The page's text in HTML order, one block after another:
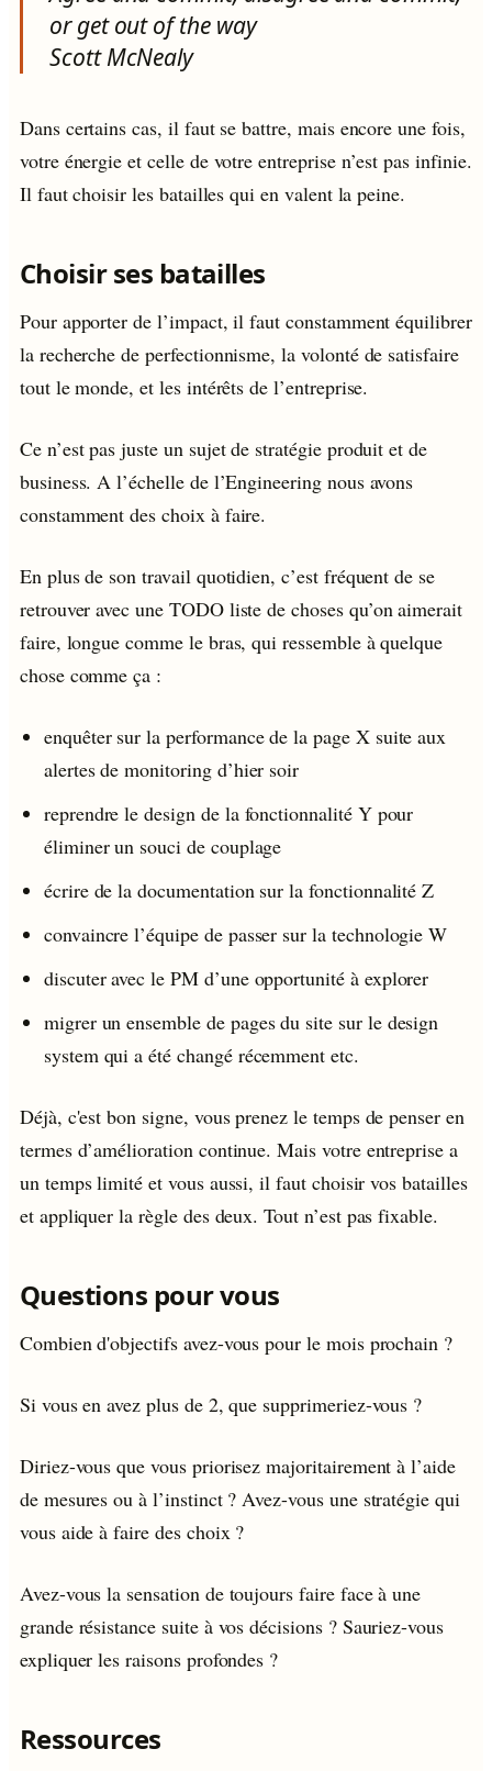
or get out of the way
Scott McNealy
Dans certains cas, il faut se battre, mais encore une fois,
votre énergie et celle de votre entreprise n’est pas infinie.
Il faut choisir les batailles qui en valent la peine.
Choisir ses batailles
Pour apporter de l’impact, il faut constamment équilibrer
la recherche de perfectionnisme, la volonté de satisfaire
tout le monde, et les intérêts de l’entreprise.
Ce n’est pas juste un sujet de stratégie produit et de
business. A l’échelle de l’Engineering nous avons
constamment des choix à faire.
En plus de son travail quotidien, c’est fréquent de se
retrouver avec une TODO liste de choses qu’on aimerait
faire, longue comme le bras, qui ressemble à quelque
chose comme ça :
enquêter sur la performance de la page X suite aux
alertes de monitoring d’hier soir
reprendre le design de la fonctionnalité Y pour
éliminer un souci de couplage
écrire de la documentation sur la fonctionnalité Z
convaincre l’équipe de passer sur la technologie W
discuter avec le PM d’une opportunité à explorer
migrer un ensemble de pages du site sur le design
system qui a été changé récemment etc.
Déjà, c'est bon signe, vous prenez le temps de penser en
termes d’amélioration continue. Mais votre entreprise a
un temps limité et vous aussi, il faut choisir vos batailles
et appliquer la règle des deux. Tout n’est pas fixable.
Questions pour vous
Combien d'objectifs avez-vous pour le mois prochain ?
Si vous en avez plus de 2, que supprimeriez-vous ?
Diriez-vous que vous priorisez majoritairement à l’aide
de mesures ou à l’instinct ? Avez-vous une stratégie qui
vous aide à faire des choix ?
Avez-vous la sensation de toujours faire face à une
grande résistance suite à vos décisions ? Sauriez-vous
expliquer les raisons profondes ?
Ressources